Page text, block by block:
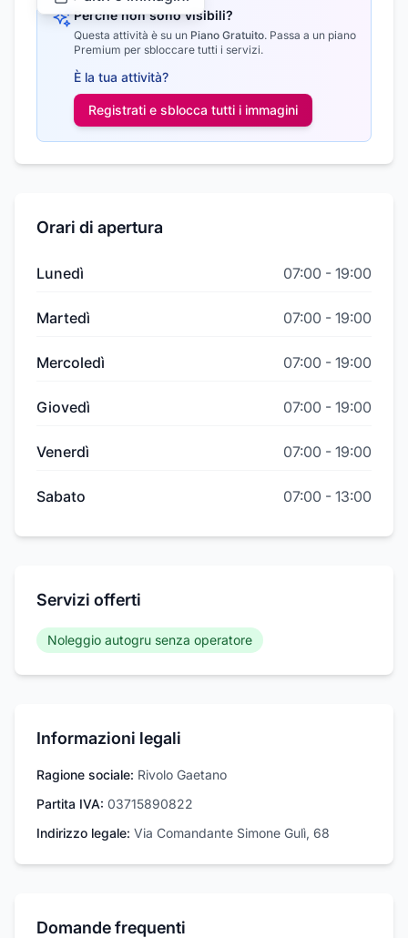
Perché non sono visibili?
Questa attività è su un Piano Gratuito. Passa a un piano
Premium per sbloccare tutti i servizi.
È la tua attività?
Registrati e sblocca tutti i immagini
Orari di apertura
Lunedì 07:00 - 19:00
Martedì 07:00 - 19:00
Mercoledì 07:00 - 19:00
Giovedì 07:00 - 19:00
Venerdì 07:00 - 19:00
Sabato 07:00 - 13:00
Servizi offerti
Noleggio autogru senza operatore
Informazioni legali
Ragione sociale: Rivolo Gaetano
Partita IVA: 03715890822
Indirizzo legale: Via Comandante Simone Gulì, 68
Domande frequenti